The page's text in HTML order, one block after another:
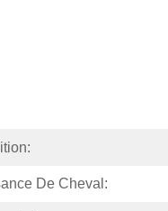
De Cheval: